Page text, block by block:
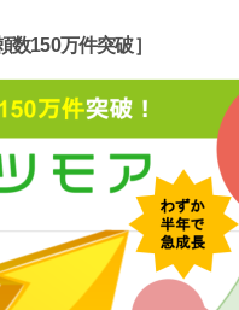
数150万件突破］